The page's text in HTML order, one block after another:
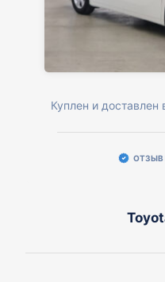
Куплен и
ОТЗЫВ